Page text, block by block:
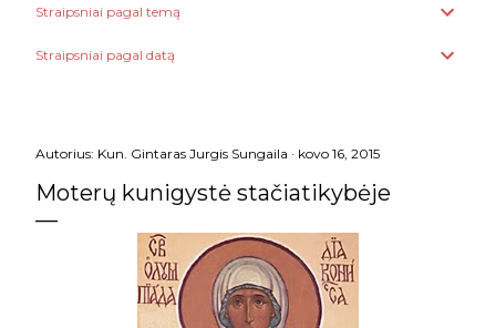
Straipsniai pagal temą
Straipsniai pagal datą
Autorius: Kun. Gintaras Jurgis Sungaila kovo 16, 2015
Moterų kunigystė stačiatikybėje